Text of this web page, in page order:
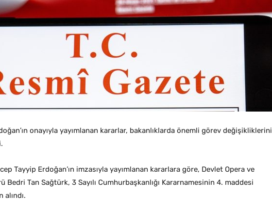
onayıyla yayımlanan kararlar, bakanlıklarda önemli görev değişikliklerini
Tayyip Erdoğan’ın imzasıyla yayımlanan kararlara göre, Devlet Opera ve
Bedri Tan Sağtürk, 3 Sayılı Cumhurbaşkanlığı Kararnamesinin 4. maddesi